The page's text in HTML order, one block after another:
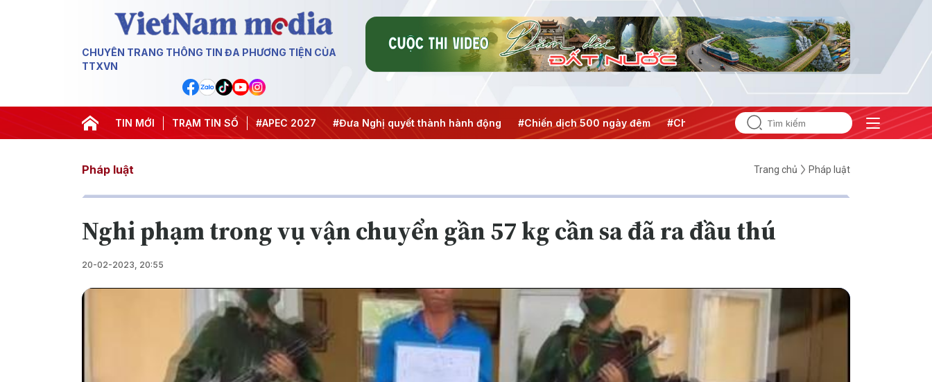
CHUYÊN TRANG THÔNG TIN ĐA PHƯƠNG TIỆN CỦA
TTXVN
TIN MỚI TRẠM TIN SỐ
#Hội nghị Trung ương 3 #APEC 2027 #Đưa Nghị quyết thành hành động #Chiến dịch 500 ngày đêm #Chống khai thác IUU #Căng thẳng Trung Đông #An
Pháp luật Trang chủ Pháp luật
Nghi phạm trong vụ vận chuyển gần 57 kg cần sa đã ra đầu thú
20-02-2023, 20:55